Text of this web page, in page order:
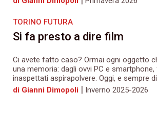
TORINO FUTURA
Si fa presto a dire film
Ci avete fatto caso? Ormai ogni oggetto
una memoria: dagli ovvi PC e smartphone,
inaspettati aspirapolvere. Oggi, e sempre di
di Gianni Dimopoli | Inverno 2025-2026